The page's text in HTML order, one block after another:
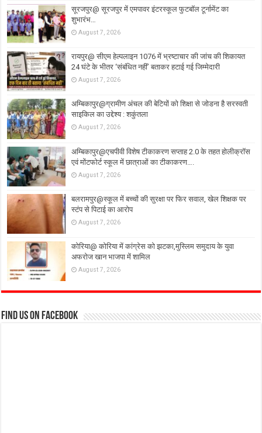
सूरजपुर@ सूरजपुर में एमपावर इंटरस्कूल फुटबॉल टूर्नामेंट का
शुभारंभ…
August 7, 2026
रायपुर@ सीएम हेल्पलाइन 1076 में भ्रष्टाचार की जांच की शिकायत
24 घंटे के भीतर ‘संबंधित नहीं’ बताकर हटाई गई जिम्मेदारी
August 7, 2026
अम्बिकापुर@ग्रामीण अंचल की बेटियों को शिक्षा से जोडना है सरस्वती
साइकिल का उद्देश्य : शकुंतला
August 7, 2026
अम्बिकापुर@एचपीवी विशेष टीकाकरण सप्ताह 2.0 के तहत होलीक्रॉस
एवं मोंटफोर्ट स्कूल में छात्राओं का टीकाकरण….
August 7, 2026
बलरामपुर@स्कूल में बच्चों की सुरक्षा पर फिर सवाल, खेल शिक्षक पर
स्टंप से पिटाई का आरोप
August 7, 2026
कोरिया@ कोरिया में कांग्रेस को झटका,मुस्लिम समुदाय के युवा
अफरोज खान भाजपा में शामिल
August 7, 2026
Find us on Facebook